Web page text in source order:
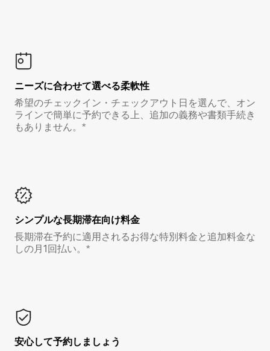
ニーズに合わせて選べる柔軟性
希望のチェックイン・チェックアウト日を選んで、オン
ラインで簡単に予約できる上、追加の義務や書類手続き
もありません。*
シンプルな長期滞在向け料金
長期滞在予約に適用されるお得な特別料金と追加料金な
しの月1回払い。*
安心して予約しましょう